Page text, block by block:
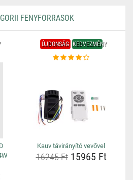
FENYFORRASOK
ÚJDONSÁG KEDVEZMÉNY
Kauv távirányító vevővel
16245 Ft15965 Ft